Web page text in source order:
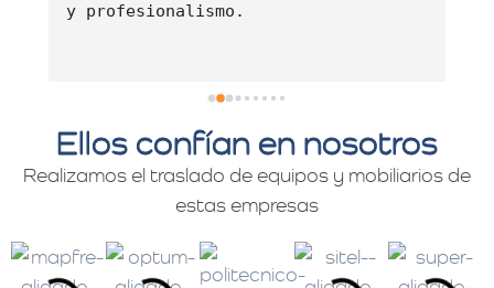
y profesionalismo.
Ellos confían en nosotros
Realizamos el traslado de equipos y mobiliarios de
estas empresas